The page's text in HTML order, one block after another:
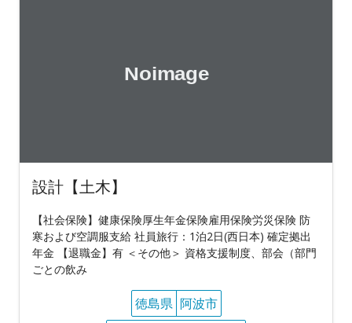
設計【土木】
【社会保険】健康保険厚生年金保険雇用保険労災保険 防
寒および空調服支給 社員旅行：1泊2日(西日本) 確定拠出
年金 【退職金】有 ＜その他＞ 資格支援制度、部会（部門
ごとの飲み
徳島県 阿波市